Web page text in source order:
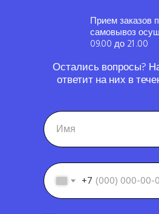
+7
Прием заказов
самовывоз
09.00 до 21 .00
Остались вопросы?
ответит на них в